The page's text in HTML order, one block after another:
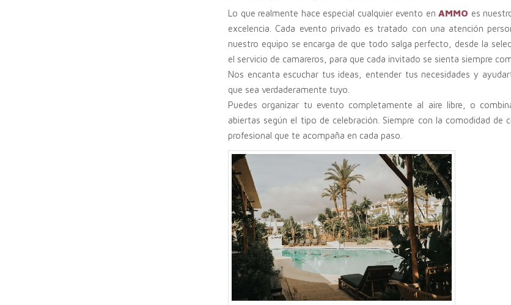
Lo que realmente hace especial cualquier evento enAMMO es
excelencia. Cada evento privado es tratado con una atención
nuestro equipo se encarga de que todo salga perfecto, desde la
el servicio de camareros, para que cada invitado se sienta siempre
Nos encanta escuchar tus ideas, entender tus necesidades y
que sea verdaderamente tuyo.
Puedes organizar tu evento completamente al aire libre, o
abiertas según el tipo de celebración. Siempre con la comodidad de
profesional que te acompaña en cada paso.